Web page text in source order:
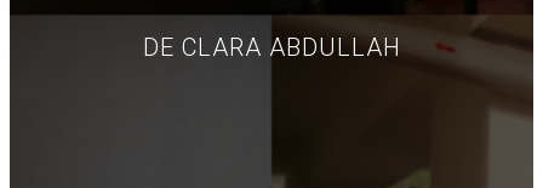
DE CLARA ABDULLAH